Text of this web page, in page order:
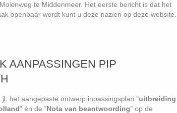
te Middenmeer. Het eerste bericht is dat het
openbaar wordt kunt u deze nazien op deze website.
AANPASSINGEN PIP
het aangepaste ontwerp inpassingsplan "uitbreiding
" én de "Nota van beantwoording" op de